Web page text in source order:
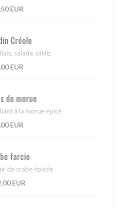
EUR
Créole
salade, pikliz
EUR
de morue
à la morue épicé
EUR
farcie
de crabe épicée
EUR